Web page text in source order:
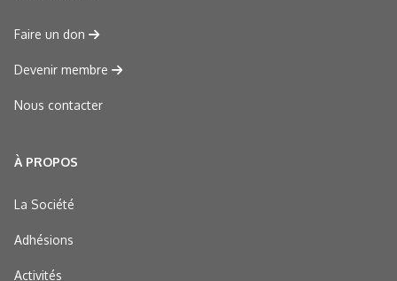
Faire un don
Devenir membre
Nous contacter
À PROPOS
La Société
Adhésions
Activités